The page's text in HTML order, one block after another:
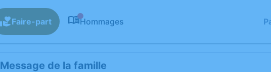
Faire-part Hommages
Message de la famille